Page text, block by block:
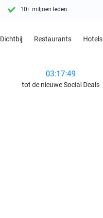
10+ miljoen leden
Dichtbij Restaurants Hotels
03:17:47
tot de nieuwe Social Deals